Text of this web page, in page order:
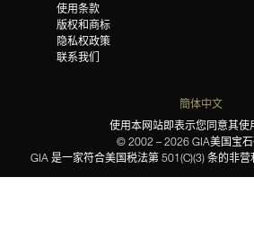
使用条款
版权和商标
隐私权政策
联系我们
簡体中文
使用本网站即表示您同意其使
© 2002 – 2026 GIA美国宝
GIA 是一家符合美国税法第 501(C)(3) 条的非营